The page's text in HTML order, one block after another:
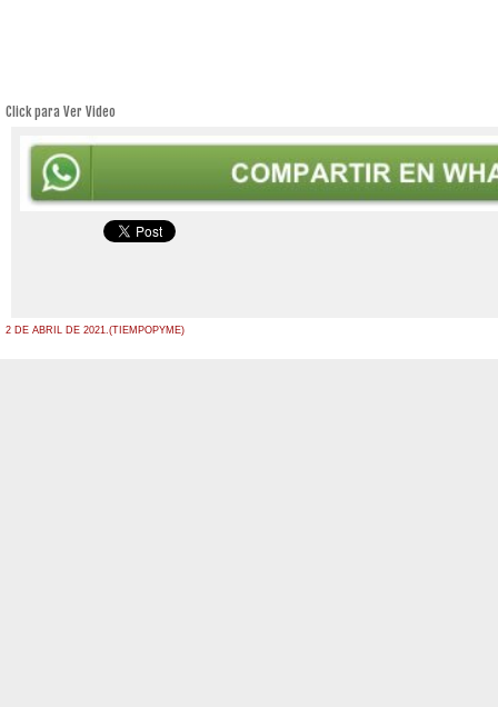
Click para Ver Video
2 DE ABRIL DE 2021.(TIEMPOPYME)